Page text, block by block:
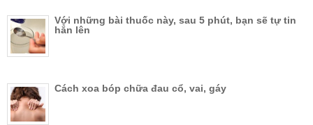
Với những bài thuốc này, sau 5 phút, bạn sẽ tự tin
hẳn lên
Cách xoa bóp chữa đau cổ, vai, gáy